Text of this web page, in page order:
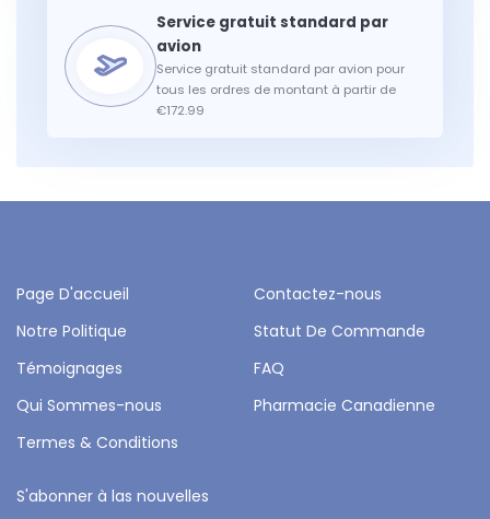
Service gratuit standard par avion pour
tous les ordres de montant à partir de
€172.99
Page D'accueil
Contactez-nous
Notre Politique
Statut De Commande
Témoignages
FAQ
Qui Sommes-nous
Pharmacie Canadienne
Termes & Conditions
S'abonner à las nouvelles